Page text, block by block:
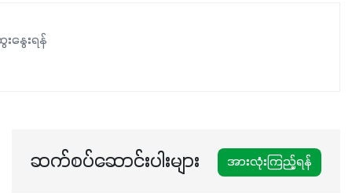
နွေးရန်
ဆက်စပ်ဆောင်းပါးများ အားလုံးကြည့်ရန်